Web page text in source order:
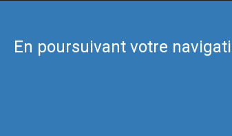
En poursuivant votre